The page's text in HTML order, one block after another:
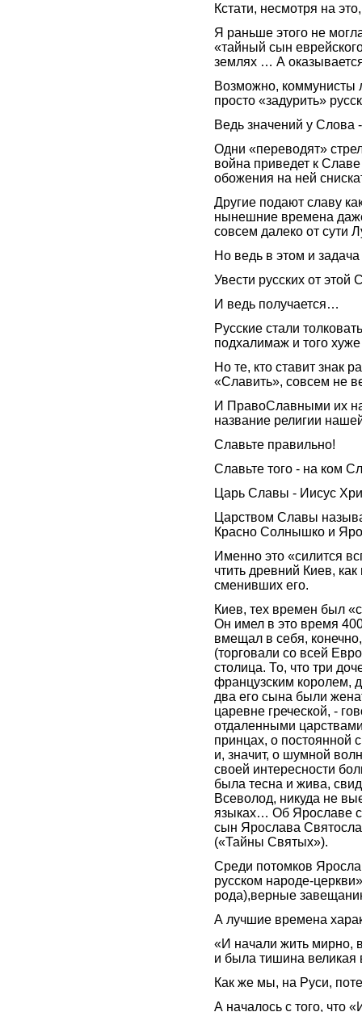
Кстати, несмотря на
Я раньше этого не
«тайный сын
землях … А
Возможно, коммунисты
просто «задурить»
Ведь значений у
Одни «переводят»
война приведет к
обожения на ней
Другие подают славу
нынешние времена
совсем далеко от сути
Но ведь в этом и
Увести русских от
И ведь получается…
Русские стали
подхалимаж и того
Но те, кто ставит знак
«Славить», совсем не
И ПравоСлавными их
название религии
Славьте правильно!
Славьте того - на ком
Царь Славы - Иисус
Царством Славы
Красно Солнышко и
Именно это «силится
чтить древний Киев,
сменивших его.
Киев, тех времен был
Он имел в это время
вмещал в себя,
(торговали со всей
столица. То, что три
французским королем,
два его сына были
царевне греческой, -
отдаленными
принцах, о постоянной
и, значит, о шумной
своей интересности
была тесна и жива,
Всеволод, никуда не
языках… Об Ярославе
сын Ярослава
(«Тайны Святых»).
Среди потомков
русском народе-
рода),верные
А лучшие времена
«И начали жить мирно,
и была тишина великая
Как же мы, на Руси,
А началось с того, что